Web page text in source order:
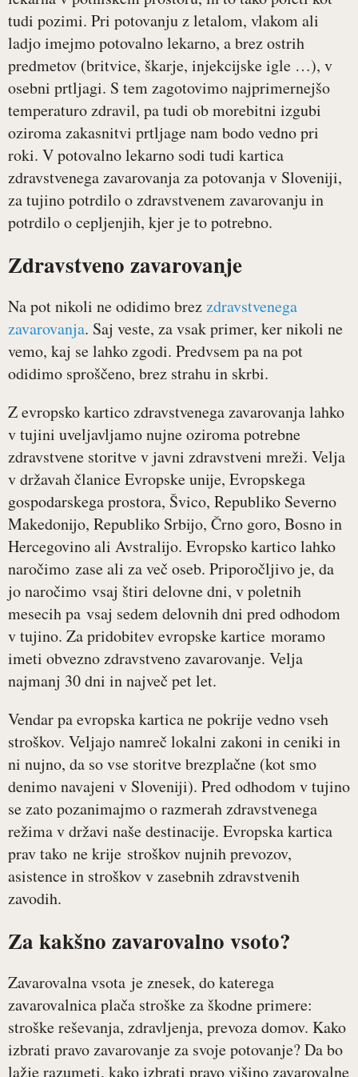
tudi pozimi. Pri potovanju z letalom, vlakom ali
ladjo imejmo potovalno lekarno, a brez ostrih
predmetov (britvice, škarje, injekcijske igle …), v
osebni prtljagi. S tem zagotovimo najprimernejšo
temperaturo zdravil, pa tudi ob morebitni izgubi
oziroma zakasnitvi prtljage nam bodo vedno pri
roki. V potovalno lekarno sodi tudi kartica
zdravstvenega zavarovanja za potovanja v Sloveniji,
za tujino potrdilo o zdravstvenem zavarovanju in
potrdilo o cepljenjih, kjer je to potrebno.
Zdravstveno zavarovanje
Na pot nikoli ne odidimo brezzdravstvenega
zavarovanja. Saj veste, za vsak primer, ker nikoli ne
vemo, kaj se lahko zgodi. Predvsem pa na pot
odidimo sproščeno, brez strahu in skrbi.
Z evropsko kartico zdravstvenega zavarovanja lahko
v tujini uveljavljamo nujne oziroma potrebne
zdravstvene storitve v javni zdravstveni mreži. Velja
v državah članice Evropske unije, Evropskega
gospodarskega prostora, Švico, Republiko Severno
Makedonijo, Republiko Srbijo, Črno goro, Bosno in
Hercegovino ali Avstralijo. Evropsko kartico lahko
naročimo zase ali za več oseb. Priporočljivo je, da
jo naročimo vsaj štiri delovne dni, v poletnih
mesecih pa vsaj sedem delovnih dni pred odhodom
v tujino. Za pridobitev evropske kartice moramo
imeti obvezno zdravstveno zavarovanje. Velja
najmanj 30 dni in največ pet let.
Vendar pa evropska kartica ne pokrije vedno vseh
stroškov. Veljajo namreč lokalni zakoni in ceniki in
ni nujno, da so vse storitve brezplačne (kot smo
denimo navajeni v Sloveniji). Pred odhodom v tujino
se zato pozanimajmo o razmerah zdravstvenega
režima v državi naše destinacije. Evropska kartica
prav tako ne krije stroškov nujnih prevozov,
asistence in stroškov v zasebnih zdravstvenih
zavodih.
Za kakšno zavarovalno vsoto?
Zavarovalna vsota je znesek, do katerega
zavarovalnica plača stroške za škodne primere:
stroške reševanja, zdravljenja, prevoza domov. Kako
izbrati pravo zavarovanje za svoje potovanje? Da bo
lažje razumeti, kako izbrati pravo višino zavarovalne